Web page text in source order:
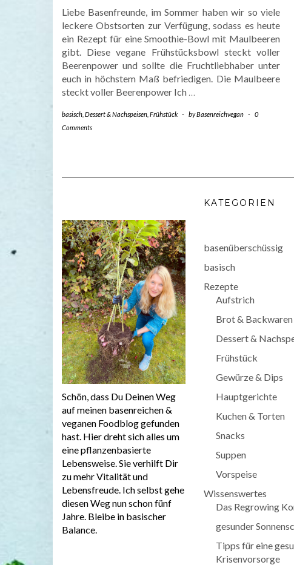
Liebe Basenfreunde, im Sommer haben wir so viele
leckere Obstsorten zur Verfügung, sodass es heute
ein Rezept für eine Smoothie-Bowl mit Maulbeeren
gibt. Diese vegane Frühstücksbowl steckt voller
Beerenpower und sollte die Fruchtliebhaber unter
euch in höchstem Maß befriedigen. Die Maulbeere
steckt voller Beerenpower Ich …
basisch Dessert & Nachspeisen Frühstück - byBasenreichvegan -
0
Comments
Schön, dass Du Deinen Weg
auf meinen basenreichen &
veganen Foodblog gefunden
hast. Hier dreht sich alles um
eine pflanzenbasierte
Lebensweise. Sie verhilft Dir
zu mehr Vitalität und
Lebensfreude. Ich selbst gehe
diesen Weg nun schon fünf
Jahre. Bleibe in basischer
Balance.
KATEGORIEN
basenüberschüssig
basisch
Rezepte
Aufstrich
Brot & Backwaren
Dessert &
Frühstück
Gewürze & Dips
Hauptgerichte
Kuchen & Torten
Snacks
Suppen
Vorspeise
Wissenswertes
Das Regrowing
gesunder
Tipps für eine
Krisenvorsorge